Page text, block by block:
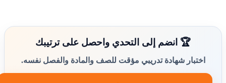
🏆 انضم إلى التحدي واحصل على ترتيبك
اختبار شهادة تدريبي مؤقت للصف والمادة والفصل نفسه.